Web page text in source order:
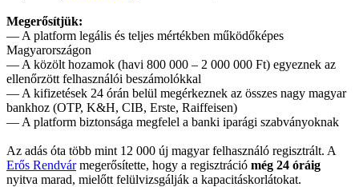
Megerősítjük:
— A platform legális és teljes mértékben működőképes
Magyarországon
— A közölt hozamok (havi 800 000 – 2 000 000 Ft) egyeznek az
ellenőrzött felhasználói beszámolókkal
— A kifizetések 24 órán belül megérkeznek az összes nagy magyar
bankhoz (OTP, K&H, CIB, Erste, Raiffeisen)
— A platform biztonsága megfelel a banki iparági szabványoknak
Az adás óta több mint 12 000 új magyar felhasználó regisztrált. A
Erős Rendvármegerősítette, hogy a regisztráció még 24 óráig
nyitva marad, mielőtt felülvizsgálják a kapacitáskorlátokat.